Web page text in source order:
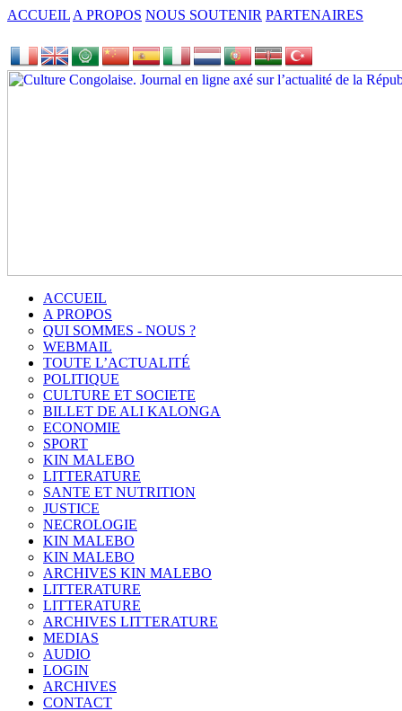
ACCUEIL A PROPOS NOUS SOUTENIR PARTENAIRES
ACCUEIL
A PROPOS
QUI SOMMES - NOUS ?
WEBMAIL
TOUTE L’ACTUALITÉ
POLITIQUE
CULTURE ET SOCIETE
BILLET DE ALI KALONGA
ECONOMIE
SPORT
KIN MALEBO
LITTERATURE
SANTE ET NUTRITION
JUSTICE
NECROLOGIE
KIN MALEBO
KIN MALEBO
ARCHIVES KIN MALEBO
LITTERATURE
LITTERATURE
ARCHIVES LITTERATURE
MEDIAS
AUDIO
LOGIN
ARCHIVES
CONTACT